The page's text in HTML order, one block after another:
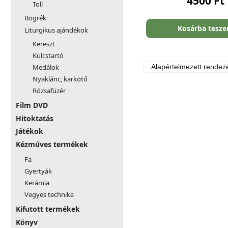
Kosárba
Toll
Bögrék
Liturgikus ajándékok
Kereszt
Kulcstartó
Medálok
Nyaklánc, karkötő
Rózsafüzér
Film DVD
Hitoktatás
Játékok
Kézműves termékek
Fa
Gyertyák
Kerámia
Vegyes technika
Kifutott termékek
Könyv